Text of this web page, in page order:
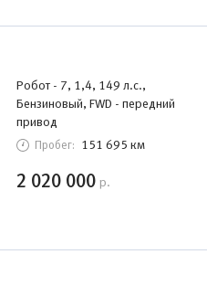
Робот - 7, 1,4, 149 л.с.,
Бензиновый, FWD - передний
привод
Пробег: 151 695 км
2 020 000 р.